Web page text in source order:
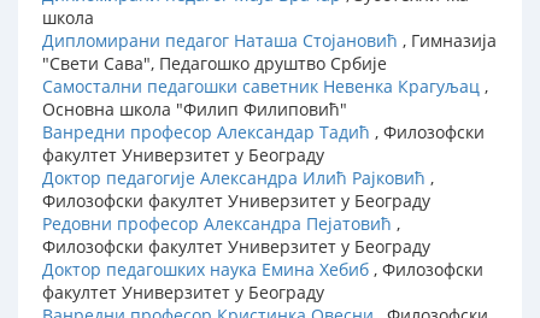
школа
Дипломирани педагог Наташа Стојановић , Гимназија
"Свети Сава", Педагошко друштво Србије
Самостални педагошки саветник Невенка Крагуљац ,
Основна школа "Филип Филиповић"
Ванредни професор Александар Тадић , Филозофски
факултет Универзитет у Београду
Доктор педагогије Александра Илић Рајковић ,
Филозофски факултет Универзитет у Београду
Редовни професор Александра Пејатовић ,
Филозофски факултет Универзитет у Београду
Доктор педагошких наука Емина Хебиб , Филозофски
факултет Универзитет у Београду